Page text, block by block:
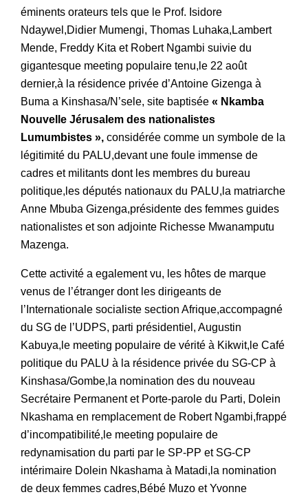
éminents orateurs tels que le Prof. Isidore
Ndaywel,Didier Mumengi, Thomas Luhaka,Lambert
Mende, Freddy Kita et Robert Ngambi suivie du
gigantesque meeting populaire tenu,le 22 août
dernier,à la résidence privée d’Antoine Gizenga à
Buma a Kinshasa/N’sele, site baptisée « Nkamba
Nouvelle Jérusalem des nationalistes
Lumumbistes », considérée comme un symbole de la
légitimité du PALU,devant une foule immense de
cadres et militants dont les membres du bureau
politique,les députés nationaux du PALU,la matriarche
Anne Mbuba Gizenga,présidente des femmes guides
nationalistes et son adjointe Richesse Mwanamputu
Mazenga.
Cette activité a egalement vu, les hôtes de marque
venus de l’étranger dont les dirigeants de
l’Internationale socialiste section Afrique,accompagné
du SG de l’UDPS, parti présidentiel, Augustin
Kabuya,le meeting populaire de vérité à Kikwit,le Café
politique du PALU à la résidence privée du SG-CP à
Kinshasa/Gombe,la nomination des du nouveau
Secrétaire Permanent et Porte-parole du Parti, Dolein
Nkashama en remplacement de Robert Ngambi,frappé
d’incompatibilité,le meeting populaire de
redynamisation du parti par le SP-PP et SG-CP
intérimaire Dolein Nkashama à Matadi,la nomination
de deux femmes cadres,Bébé Muzo et Yvonne